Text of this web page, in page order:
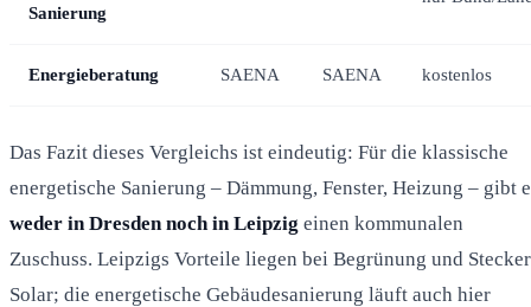
Sanierung
Energieberatung SAENA SAENA kostenlos
Das Fazit dieses Vergleichs ist eindeutig: Für die klassische
energetische Sanierung – Dämmung, Fenster, Heizung – gibt
weder in Dresden noch in Leipzig einen kommunalen
Zuschuss. Leipzigs Vorteile liegen bei Begrünung und
Solar; die energetische Gebäudesanierung läuft auch hier